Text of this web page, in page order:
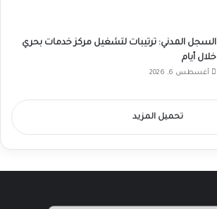
السجل المدني: ترتيبات لتشغيل مركز خدمات بحري
خلال أيام
أغسطس 6, 2026
تحميل المزيد